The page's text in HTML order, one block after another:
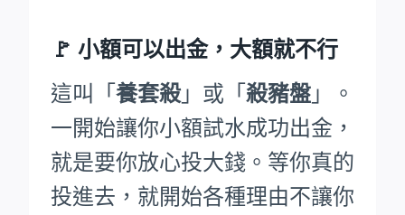
🚩 小額可以出金，大額就不行
這叫「 養套殺」或「 殺豬盤 」。
一開始讓你小額試水成功出金，
就是要你放心投大錢。等你真的
投進去，就開始各種理由不讓你